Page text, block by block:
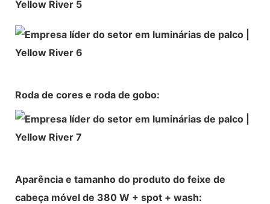
Roda de cores e roda de gobo:
Aparência e tamanho do produto do feixe de
cabeça móvel de 380 W + spot + wash: